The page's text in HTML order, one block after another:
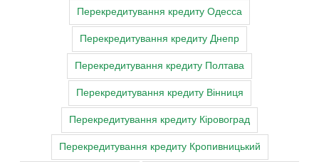
Перекредитування кредиту Одесса
Перекредитування кредиту Днепр
Перекредитування кредиту Полтава
Перекредитування кредиту Вінниця
Перекредитування кредиту Кіровоград
Перекредитування кредиту Кропивницький